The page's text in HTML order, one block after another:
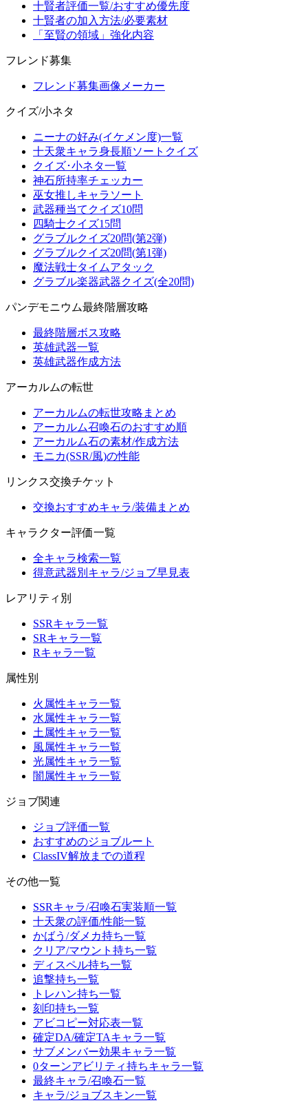
十賢者評価一覧/おすすめ優先度
十賢者の加入方法/必要素材
「至賢の領域」強化内容
フレンド募集
フレンド募集画像メーカー
クイズ/小ネタ
ニーナの好み(イケメン度)一覧
十天衆キャラ身長順ソートクイズ
クイズ･小ネタ一覧
神石所持率チェッカー
巫女推しキャラソート
武器種当てクイズ10問
四騎士クイズ15問
グラブルクイズ20問(第2弾)
グラブルクイズ20問(第1弾)
魔法戦士タイムアタック
グラブル楽器武器クイズ(全20問)
パンデモニウム最終階層攻略
最終階層ボス攻略
英雄武器一覧
英雄武器作成方法
アーカルムの転世
アーカルムの転世攻略まとめ
アーカルム召喚石のおすすめ順
アーカルム石の素材/作成方法
モニカ(SSR/風)の性能
リンクス交換チケット
交換おすすめキャラ/装備まとめ
キャラクター評価一覧
全キャラ検索一覧
得意武器別キャラ/ジョブ早見表
レアリティ別
SSRキャラ一覧
SRキャラ一覧
Rキャラ一覧
属性別
火属性キャラ一覧
水属性キャラ一覧
土属性キャラ一覧
風属性キャラ一覧
光属性キャラ一覧
闇属性キャラ一覧
ジョブ関連
ジョブ評価一覧
おすすめのジョブルート
ClassIV解放までの道程
その他一覧
SSRキャラ/召喚石実装順一覧
十天衆の評価/性能一覧
かばう/ダメカ持ち一覧
クリア/マウント持ち一覧
ディスペル持ち一覧
追撃持ち一覧
トレハン持ち一覧
刻印持ち一覧
アビコピー対応表一覧
確定DA/確定TAキャラ一覧
サブメンバー効果キャラ一覧
0ターンアビリティ持ちキャラ一覧
最終キャラ/召喚石一覧
キャラ/ジョブスキン一覧